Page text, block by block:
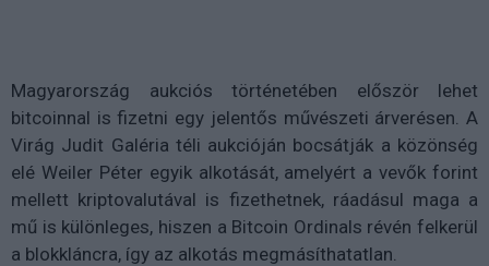
Magyarország aukciós történetében először lehet
bitcoinnal is fizetni egy jelentős művészeti árverésen. A
Virág Judit Galéria téli aukcióján bocsátják a közönség
elé Weiler Péter egyik alkotását, amelyért a vevők forint
mellett kriptovalutával is fizethetnek, ráadásul maga a
mű is különleges, hiszen a Bitcoin Ordinals révén felkerül
a blokkláncra, így az alkotás megmásíthatatlan.